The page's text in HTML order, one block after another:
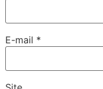
E-mail *